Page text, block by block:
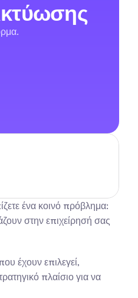
ένα κοινό πρόβλημα:
στην επιχείρησή σας
έχουν επιλεγεί,
πλαίσιο για να